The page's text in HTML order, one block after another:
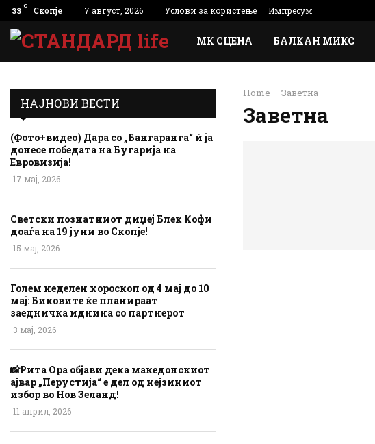
33 C Скопје 7 август, 2026 Услови за користење Импресум
МК СЦЕНА БАЛКАН МИКС
Home Заветна
Заветна
НАЈНОВИ ВЕСТИ
(Фото+видео) Дара со „Бангаранга“ ѝ ја
донесе победата на Бугарија на
Евровизија!
17 мај, 2026
Светски познатниот диџеј Блек Кофи
доаѓа на 19 јуни во Скопје!
15 мај, 2026
Голем неделен хороскоп од 4 мај до 10
мај: Биковите ќе планираат
заедничка иднина со партнерот
3 мај, 2026
📸Рита Ора објави дека македонскиот
ајвар „Перустија“ е дел од нејзиниот
избор во Нов Зеланд!
11 април, 2026